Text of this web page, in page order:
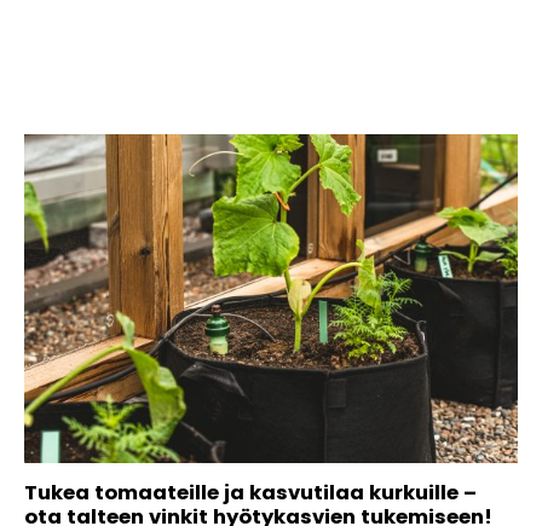
Tukea tomaateille ja kasvutilaa kurkuille –
ota talteen vinkit hyötykasvien tukemiseen!